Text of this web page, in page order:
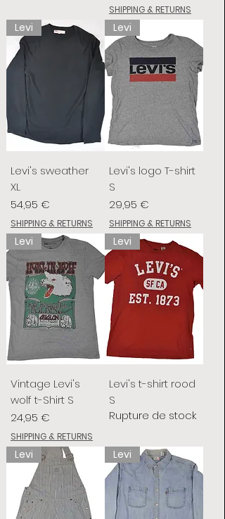
SHIPPING & RETURNS
Levi
Levi's sweather
XL
Prix
54,95 €
SHIPPING & RETURNS
Levi
Levi's logo T-shirt
S
Prix
29,95 €
SHIPPING & RETURNS
Levi
Vintage Levi's
wolf t-Shirt S
Prix
24,95 €
SHIPPING & RETURNS
Levi
Levi's t-shirt rood
S
Rupture de stock
Levi Levi